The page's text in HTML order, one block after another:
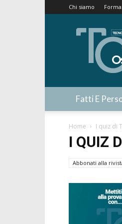
Chi siamo
Tecnica
Ospedaliera
Fatti E
Home I quiz di
I QUIZ
Abbonati alla